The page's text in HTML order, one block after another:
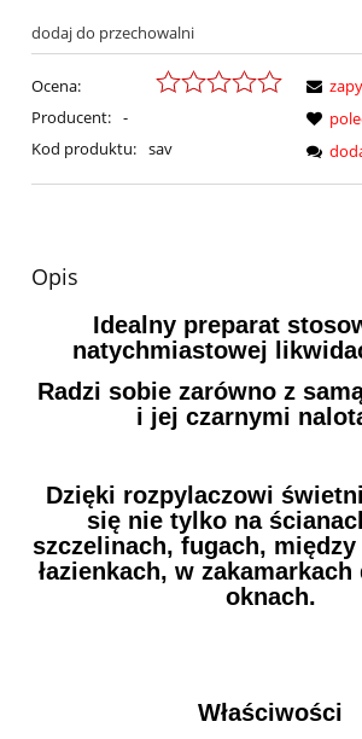
dodaj do przechowalni
Ocena:
Producent: -
Kod produktu: sav
Opis
Idealny preparat
natychmiastowej
Radzi sobie zarówno z
i jej czarnymi
Dzięki rozpylaczowi
się nie tylko na
szczelinach, fugach,
łazienkach, w
oknach.
Właściwości